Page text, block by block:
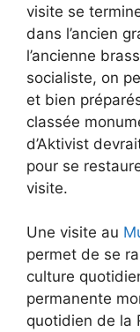
visite se
dans l’ancien
l’ancienne
socialiste, on
et bien
classée
d’Aktivist
pour se
visite.
Une visite au
permet de se
culture
permanente
quotidien de la